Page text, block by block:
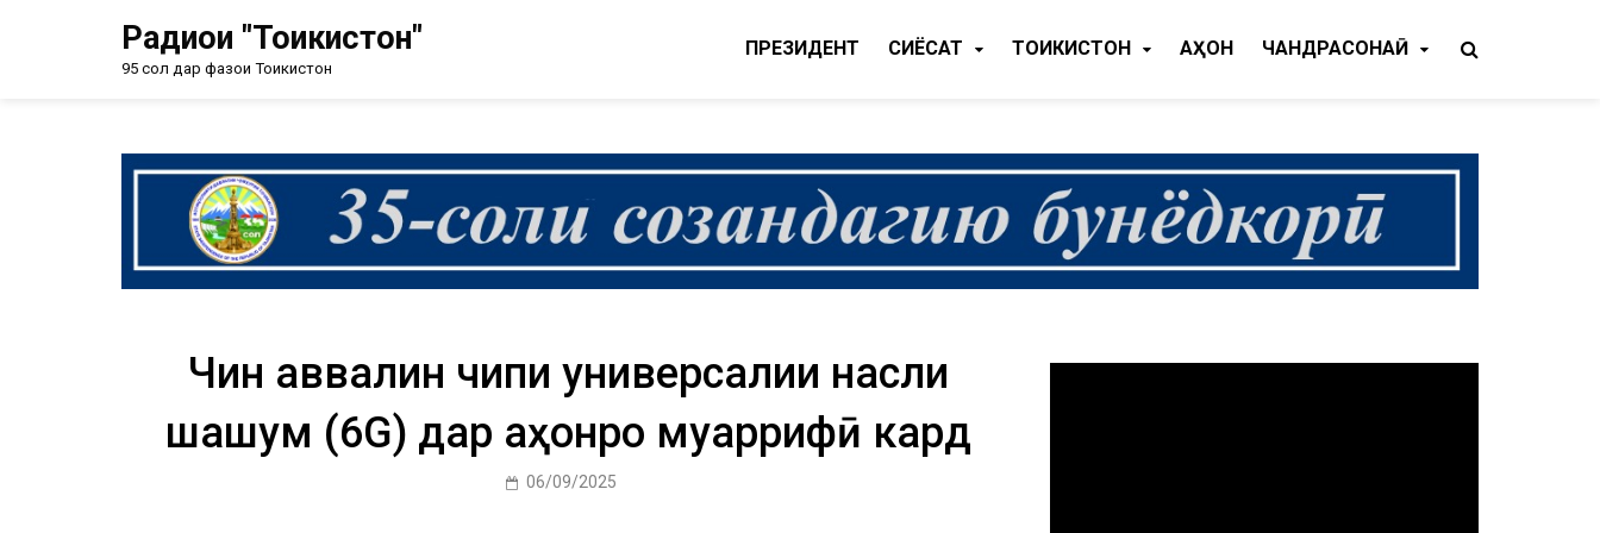
Радиои "Тоҷикистон"
95 сол дар фазои Тоҷикистон
ПРЕЗИДЕНТ CИЁСАТ ТОҶИКИСТОН ҶАҲОН ЧАНДРАСОНАӢ
Чин аввалин чипи универсалии насли
шашум (6G) дар ҷаҳонро муаррифӣ кард
06/09/2025